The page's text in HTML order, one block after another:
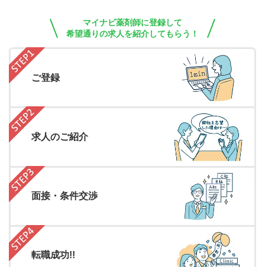
マイナビ薬剤師に登録して
希望通りの求人を紹介してもらう！
ご登録
求人のご紹介
面接・条件交渉
転職成功!!